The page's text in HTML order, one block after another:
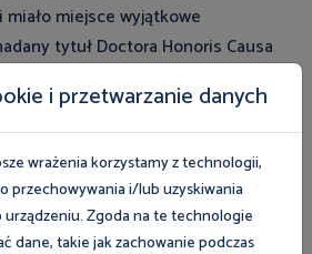
miejsce wyjątkowe
tytuł Doctora Honoris Causa
Inspektor Pracy
i przetwarzanie danych
wrażenia korzystamy z technologii,
przechowywania i/lub uzyskiwania
Zgoda na te technologie
dane, takie jak zachowanie podczas